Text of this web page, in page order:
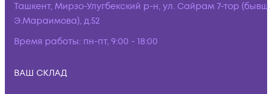
Ташкент, Мирзо-Улугбекский р-н, ул. Сайрам 7-тор (бывш.
Э.Мараимова), д.52
Время работы: пн-пт, 9:00 - 18:00
ВАШ СКЛАД